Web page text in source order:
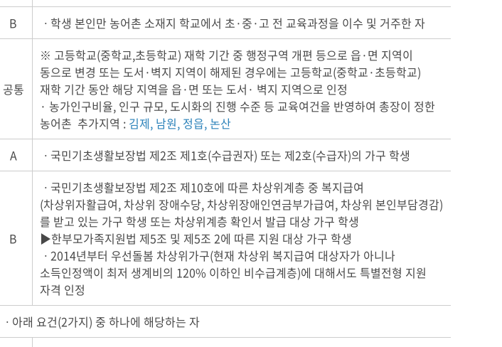
B
ㆍ학생 본인만 농어촌 소재지 학교에서 초·중·고 전 교육과정을 이수 및 거주한 자
공통
※ 고등학교(중학교,초등학교) 재학 기간 중 행정구역 개편 등으로 읍·면 지역이
동으로 변경 또는 도서·벽지 지역이 해제된 경우에는 고등학교(중학교·초등학교)
재학 기간 동안 해당 지역을 읍·면 또는 도서· 벽지 지역으로 인정
· 농가인구비율, 인구 규모, 도시화의 진행 수준 등 교육여건을 반영하여 총장이 정한
농어촌 추가지역 : 김제, 남원, 정읍, 논산
A ㆍ국민기초생활보장법 제2조 제1호(수급권자) 또는 제2호(수급자)의 가구 학생
B
ㆍ국민기초생활보장법 제2조 제10호에 따른 차상위계층 중 복지급여
(차상위자활급여, 차상위 장애수당, 차상위장애인연금부가급여, 차상위 본인부담경감)
를 받고 있는 가구 학생 또는 차상위계층 확인서 발급 대상 가구 학생
▶한부모가족지원법 제5조 및 제5조 2에 따른 지원 대상 가구 학생
ㆍ2014년부터 우선돌봄 차상위가구(현재 차상위 복지급여 대상자가 아니나
소득인정액이 최저 생계비의 120% 이하인 비수급계층)에 대해서도 특별전형 지원
자격 인정
ㆍ아래 요건(2가지) 중 하나에 해당하는 자